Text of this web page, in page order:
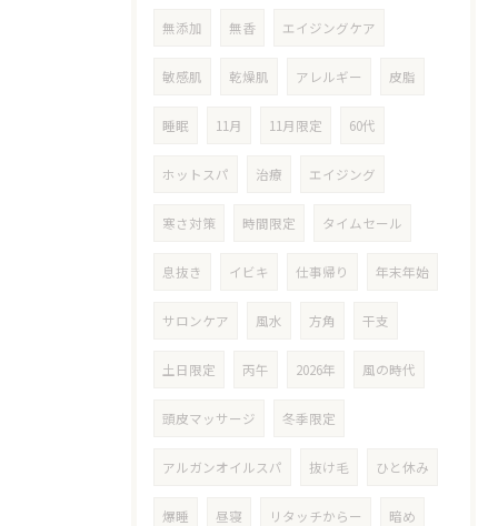
無添加 無香 エイジングケア
敏感肌 乾燥肌 アレルギー 皮脂
睡眠 11月 11月限定 60代
ホットスパ 治療 エイジング
寒さ対策 時間限定 タイムセール
息抜き イビキ 仕事帰り 年末年始
サロンケア 風水 方角 干支
土日限定 丙午 2026年 風の時代
頭皮マッサージ 冬季限定
アルガンオイルスパ 抜け毛 ひと休み
爆睡 昼寝 リタッチからー 暗め